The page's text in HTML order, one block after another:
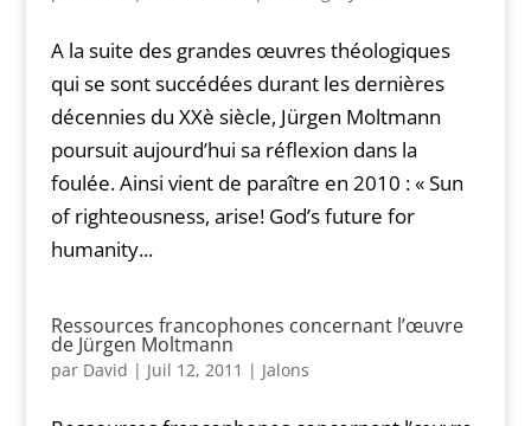
A la suite des grandes œuvres théologiques
qui se sont succédées durant les dernières
décennies du XXè siècle, Jürgen Moltmann
poursuit aujourd’hui sa réflexion dans la
foulée. Ainsi vient de paraître en 2010 : « Sun
of righteousness, arise! God’s future for
humanity...
Ressources francophones concernant l’œuvre
de Jürgen Moltmann
par David | Juil 12, 2011 | Jalons